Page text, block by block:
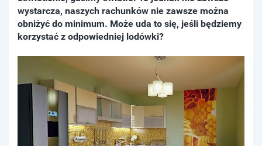
wystarcza, naszych rachunków nie zawsze można
obniżyć do minimum. Może uda to się, jeśli będziemy
korzystać z odpowiedniej lodówki?